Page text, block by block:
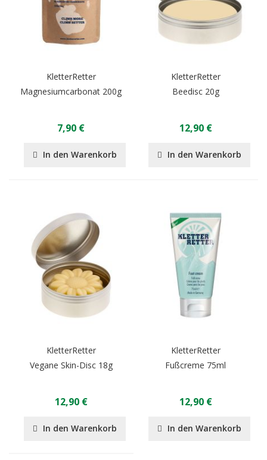
KletterRetter
Magnesiumcarbonat 200g
7,90 €
In den Warenkorb
KletterRetter
Beedisc 20g
12,90 €
In den Warenkorb
KletterRetter
Vegane Skin-Disc 18g
12,90 €
In den Warenkorb
KletterRetter
Fußcreme 75ml
12,90 €
In den Warenkorb